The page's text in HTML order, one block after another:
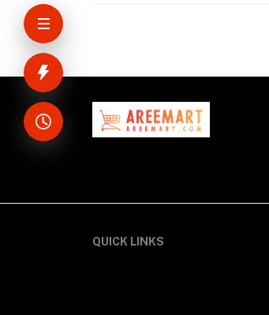
คอมพิวเตอร์มือถือและอุุปกรณ์
ผลิตภัณฑ์สำหรับท่านชาย (6)
อาหารสัตว์ (37)
ครีมกันแดด (12)
QUICK LINKS